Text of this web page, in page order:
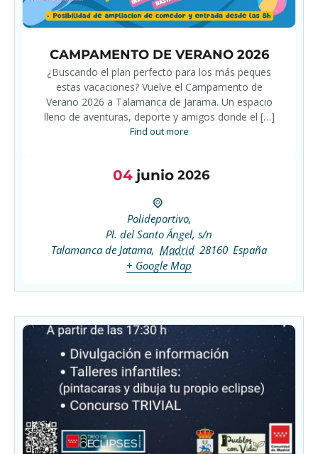
CAMPAMENTO DE VERANO 2026
¿Buscando el plan perfecto para los más peques
estas vacaciones? Vuelve el Campamento de
Verano 2026 a Talamanca de Jarama. Un espacio
lleno de aventuras, deporte y amigos donde el […]
Find out more
04 junio 2026
Polideportivo,
Pl. del Santo Ángel, s/n
Talamanca de Jatama, Madrid 28160 España
+ Google Map